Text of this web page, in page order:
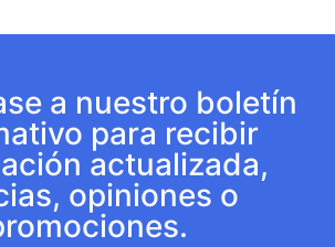
a nuestro boletín
para recibir
actualizada,
opiniones o